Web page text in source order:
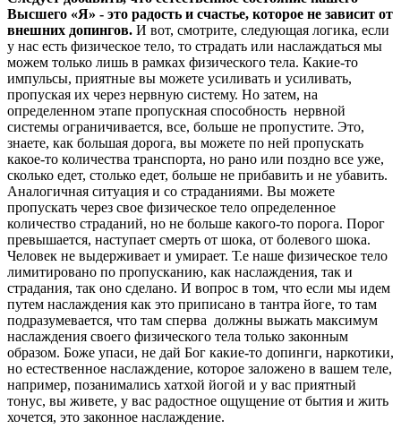
Высшего «Я» - это радость и счастье, которое не зависит от
внешних допингов. И вот, смотрите, следующая логика, если
у нас есть физическое тело, то страдать или наслаждаться мы
можем только лишь в рамках физического тела. Какие-то
импульсы, приятные вы можете усиливать и усиливать,
пропуская их через нервную систему. Но затем, на
определенном этапе пропускная способность нервной
системы ограничивается, все, больше не пропустите. Это,
знаете, как большая дорога, вы можете по ней пропускать
какое-то количества транспорта, но рано или поздно все уже,
сколько едет, столько едет, больше не прибавить и не убавить.
Аналогичная ситуация и со страданиями. Вы можете
пропускать через свое физическое тело определенное
количество страданий, но не больше какого-то порога. Порог
превышается, наступает смерть от шока, от болевого шока.
Человек не выдерживает и умирает. Т.е наше физическое тело
лимитировано по пропусканию, как наслаждения, так и
страдания, так оно сделано. И вопрос в том, что если мы идем
путем наслаждения как это приписано в тантра йоге, то там
подразумевается, что там сперва должны выжать максимум
наслаждения своего физического тела только законным
образом. Боже упаси, не дай Бог какие-то допинги, наркотики,
но естественное наслаждение, которое заложено в вашем теле,
например, позанимались хатхой йогой и у вас приятный
тонус, вы живете, у вас радостное ощущение от бытия и жить
хочется, это законное наслаждение.